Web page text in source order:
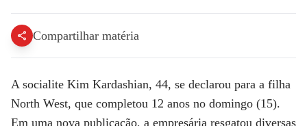
Compartilhar matéria
A socialite Kim Kardashian, 44, se declarou para a filha
North West, que completou 12 anos no domingo (15).
Em uma nova publicação, a empresária resgatou diversas